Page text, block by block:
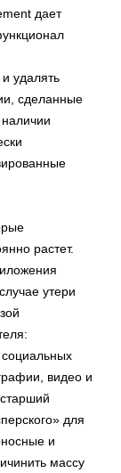
дает
удалять
сделанные
растет.
утери
видео и
для
и
массу